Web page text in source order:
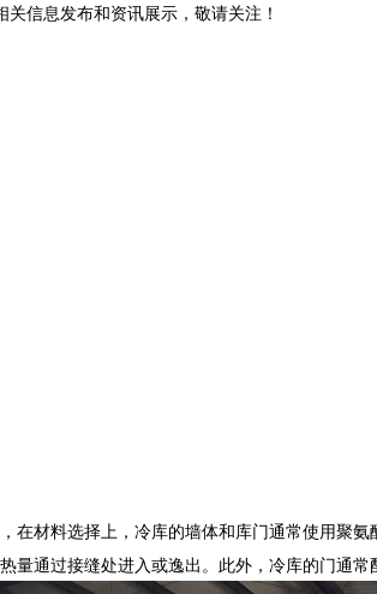
信息发布和资讯展示，敬请关注！
材料选择上，冷库的墙体和库门通常使用聚
通过接缝处进入或逸出。此外，冷库的门通